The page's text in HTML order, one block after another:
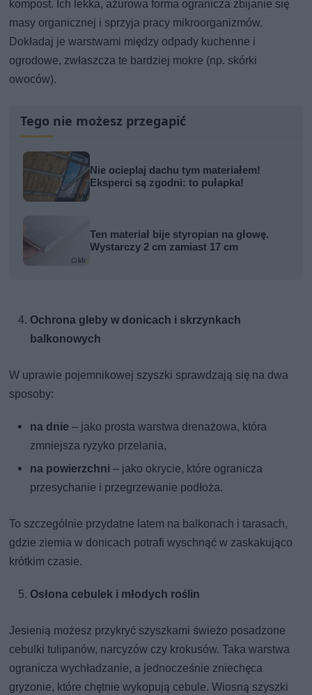
kompost. Ich lekka, ażurowa forma ogranicza zbijanie się
masy organicznej i sprzyja pracy mikroorganizmów.
Dokładaj je warstwami między odpady kuchenne i
ogrodowe, zwłaszcza te bardziej mokre (np. skórki
owoców).
Tego nie możesz przegapić
Nie ocieplaj dachu tym materiałem!
Eksperci są zgodni: to pułapka!
Ten materiał bije styropian na głowę.
Wystarczy 2 cm zamiast 17 cm
Ochrona gleby w donicach i skrzynkach
balkonowych
W uprawie pojemnikowej szyszki sprawdzają się na dwa
sposoby:
na dnie – jako prosta warstwa drenażowa, która
zmniejsza ryzyko przelania,
na powierzchni – jako okrycie, które ogranicza
przesychanie i przegrzewanie podłoża.
To szczególnie przydatne latem na balkonach i tarasach,
gdzie ziemia w donicach potrafi wyschnąć w zaskakująco
krótkim czasie.
Osłona cebulek i młodych roślin
Jesienią możesz przykryć szyszkami świeżo posadzone
cebulki tulipanów, narcyzów czy krokusów. Taka warstwa
ogranicza wychładzanie, a jednocześnie zniechęca
gryzonie, które chętnie wykopują cebule. Wiosną szyszki